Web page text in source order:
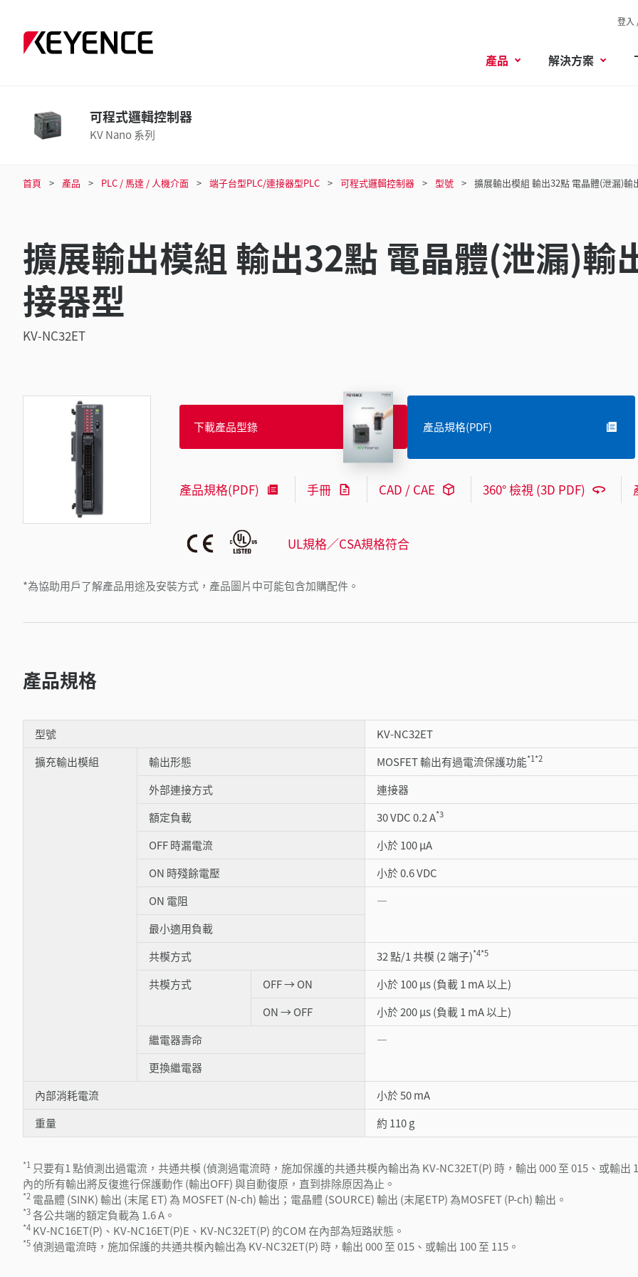
登入
產品 解決方案
可程式邏輯控制器
KV Nano 系列
首頁 產品 PLC / 馬達 / 人機介面 端子台型PLC/連接器型PLC 可程式邏輯控制器 型號 擴展輸出模組 輸出32點 電晶體(泄漏)輸
擴展輸出模組 輸出32點 電晶體(泄漏)輸
接器型
KV-NC32ET
*為協助用戶了解產品用途及安裝方式，產品圖片中可能包含加購配件。
下載產品型錄 產品規格(PDF)
產品規格(PDF) 手冊 CAD / CAE 360° 檢視 (3D PDF)
UL規格／CSA規格符合
產品規格
型號
KV-NC32ET
擴充輸出模組
輸出形態 MOSFET 輸出有過電流保護功能*1*2
外部連接方式
連接器
額定負載
30 VDC 0.2 A*3
OFF 時漏電流
小於 100 µA
ON 時殘餘電壓
小於 0.6 VDC
ON 電阻
―
最小適用負載
共模方式
32 點/1 共模 (2 端子)*4*5
共模方式 OFF → ON
小於 100 µs (負載 1 mA 以上)
ON → OFF
小於 200 µs (負載 1 mA 以上)
繼電器壽命
―
更換繼電器
內部消耗電流
小於 50 mA
重量
約 110 g
*1 只要有1 點偵測出過電流，共通共模 (偵測過電流時，施加保護的共通共模內輸出為 KV-NC32ET(P) 時，輸出 000 至 015、或輸出
內的所有輸出將反復進行保護動作 (輸出OFF) 與自動復原，直到排除原因為止。
*2 電晶體 (SINK) 輸出 (末尾 ET) 為 MOSFET (N-ch) 輸出；電晶體 (SOURCE) 輸出 (末尾ETP) 為MOSFET (P-ch) 輸出。
*3各公共端的額定負載為 1.6 A。
*4 KV-NC16ET(P)、KV-NC16ET(P)E、KV-NC32ET(P) 的COM 在內部為短路狀態。
*5偵測過電流時，施加保護的共通共模內輸出為 KV-NC32ET(P) 時，輸出 000 至 015、或輸出 100 至 115。